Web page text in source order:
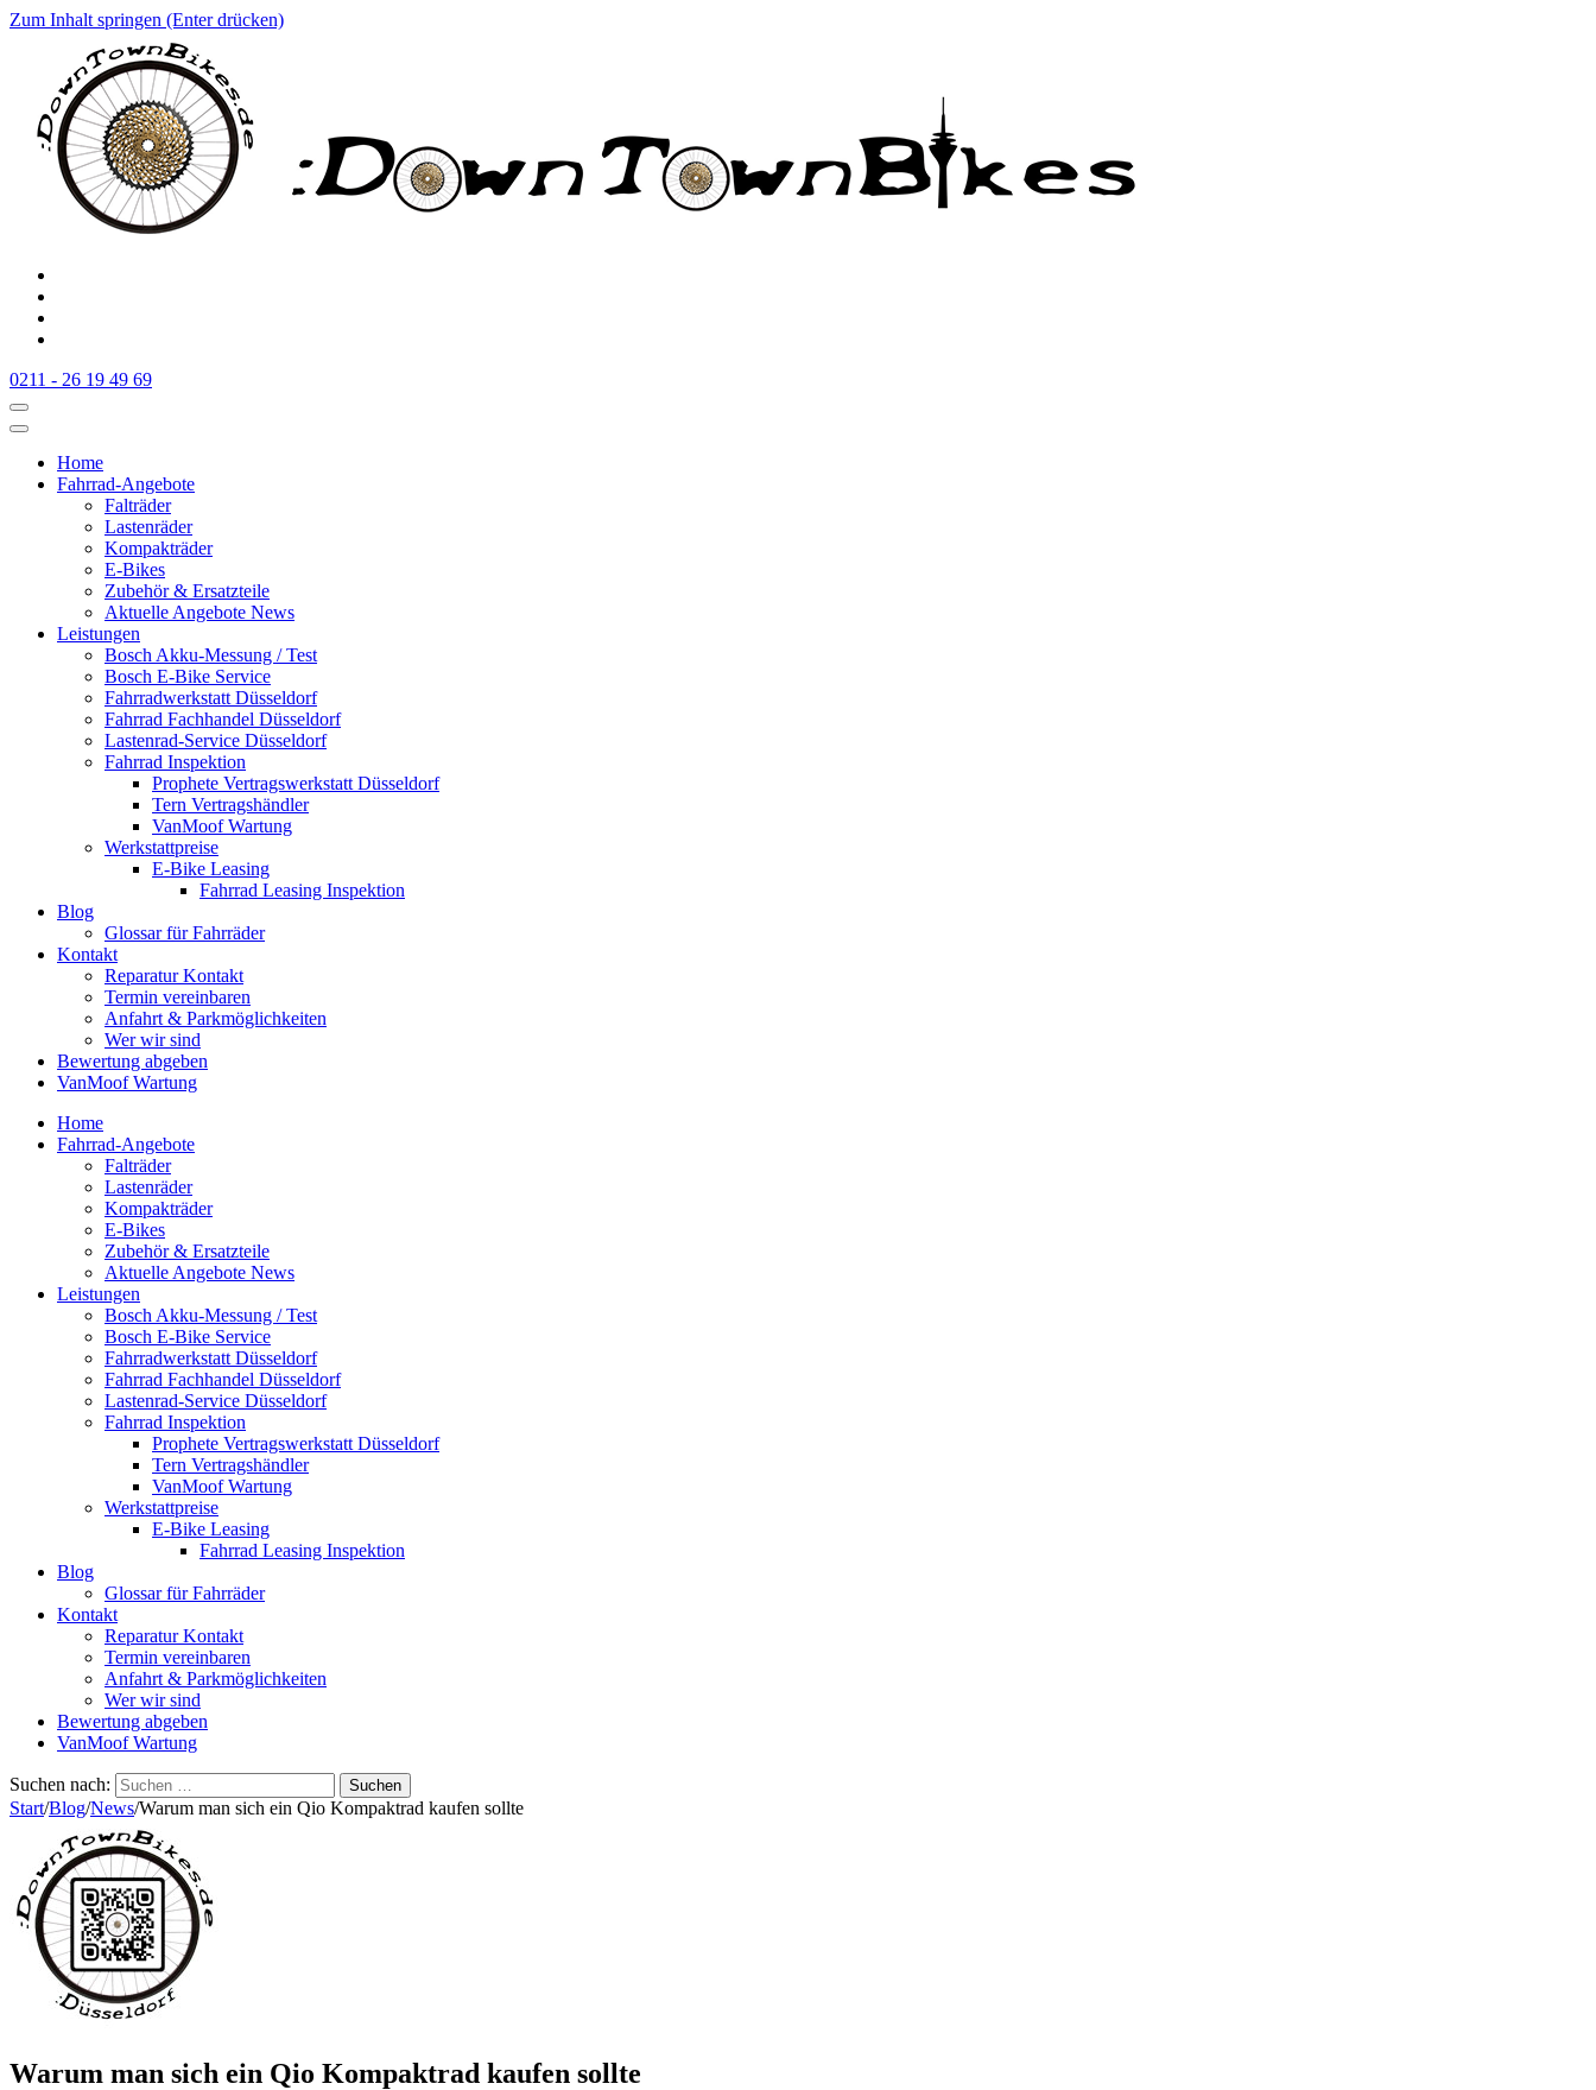
Zum Inhalt springen (Enter drücken)
:Downtownbikes
Der Fahrradladen in Düsseldorf am Hauptbahnhof
0211 - 26 19 49 69
Home
Fahrrad-Angebote
Falträder
Lastenräder
Kompakträder
E-Bikes
Zubehör & Ersatzteile
Aktuelle Angebote News
Leistungen
Bosch Akku-Messung / Test
Bosch E-Bike Service
Fahrradwerkstatt Düsseldorf
Fahrrad Fachhandel Düsseldorf
Lastenrad-Service Düsseldorf
Fahrrad Inspektion
Prophete Vertragswerkstatt Düsseldorf
Tern Vertragshändler
VanMoof Wartung
Werkstattpreise
E-Bike Leasing
Fahrrad Leasing Inspektion
Blog
Glossar für Fahrräder
Kontakt
Reparatur Kontakt
Termin vereinbaren
Anfahrt & Parkmöglichkeiten
Wer wir sind
Bewertung abgeben
VanMoof Wartung
Home
Fahrrad-Angebote
Falträder
Lastenräder
Kompakträder
E-Bikes
Zubehör & Ersatzteile
Aktuelle Angebote News
Leistungen
Bosch Akku-Messung / Test
Bosch E-Bike Service
Fahrradwerkstatt Düsseldorf
Fahrrad Fachhandel Düsseldorf
Lastenrad-Service Düsseldorf
Fahrrad Inspektion
Prophete Vertragswerkstatt Düsseldorf
Tern Vertragshändler
VanMoof Wartung
Werkstattpreise
E-Bike Leasing
Fahrrad Leasing Inspektion
Blog
Glossar für Fahrräder
Kontakt
Reparatur Kontakt
Termin vereinbaren
Anfahrt & Parkmöglichkeiten
Wer wir sind
Bewertung abgeben
VanMoof Wartung
Suchen nach:
Start/Blog/News/Warum man sich ein Qio Kompaktrad kaufen sollte
Warum man sich ein Qio Kompaktrad kaufen sollte